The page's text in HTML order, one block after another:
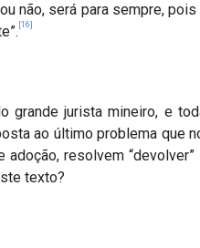
não, será para sempre,
[16]
grande jurista mineiro, e
ao último problema que
adoção, resolvem“
texto?